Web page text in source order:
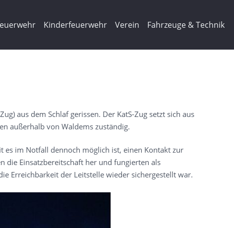
Kinderfeuerwehr Verein Fahrzeuge & Technik
aus dem Schlaf gerissen. Der KatS-Zug setzt sich aus
außerhalb von Waldems zuständig.
im Notfall dennoch möglich ist, einen Kontakt zur
die Einsatzbereitschaft her und fungierten als
Erreichbarkeit der Leitstelle wieder sichergestellt war.